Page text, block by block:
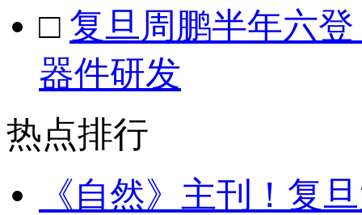
□ 复旦周鹏半年六
器件研发
热点排行
《自然》主刊！复